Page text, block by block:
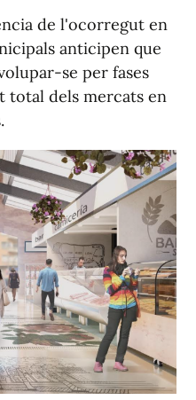
de l'ocorregut en
anticipen que
se per fases
total dels mercats en